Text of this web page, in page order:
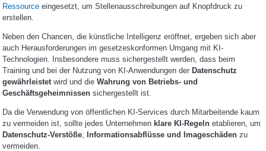
Ressourceeingesetzt, um Stellenausschreibungen auf Knopfdruck zu
erstellen.
Neben den Chancen, die künstliche Intelligenz eröffnet, ergeben sich aber
auch Herausforderungen im gesetzeskonformen Umgang mit KI-
Technologien. Insbesondere muss sichergestellt werden, dass beim
Training und bei der Nutzung von KI-Anwendungen der Datenschutz
gewährleistetwird und die Wahrung von Betriebs- und
Geschäftsgeheimnissensichergestellt ist.
Da die Verwendung von öffentlichen KI-Services durch Mitarbeitende kaum
zu vermeiden ist, sollte jedes Unternehmen klare KI-Regelnetablieren, um
Datenschutz-Verstöße, Informationsabflüsse und Imageschädenzu
vermeiden.